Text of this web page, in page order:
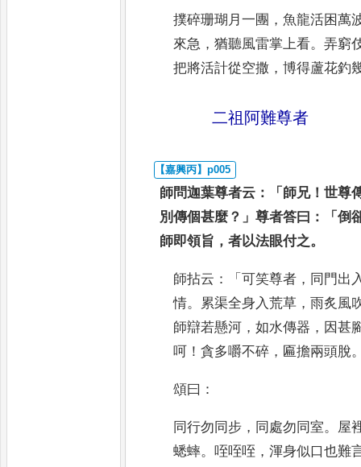
撲碎珊瑚月一團 ，魚龍活困萬
來急 ，猶聽風雷掌上看。弄窮
把將活計從空撒 ，博得蘆花釣
二祖阿難尊者
師問迦葉尊者云 ：「 師兄！世尊
別傳個甚麼 ？」尊者答曰 ：「倒
師即領旨 ，者以法眼付之。
師拈云 ：「可笑尊者 ， 同門出
情。 累渠全身入荒草 ， 雨炙風
師辯若懸河 ，如水傳器 ， 因甚
呵
！貪多嚼不碎 ， 匾擔兩頭脫
頌曰 ：
同行勿同步 ， 同處勿同室。 屋
蟋蟀。咥咥咥 ，渾身似口也難